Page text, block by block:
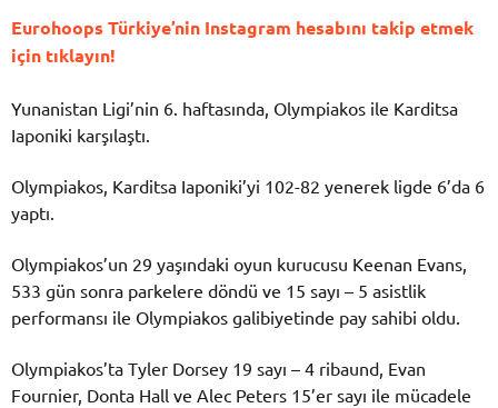
Eurohoops Türkiye’nin Instagram hesabını takip etmek
için tıklayın!
Yunanistan Ligi’nin 6. haftasında, Olympiakos ile Karditsa
Iaponiki karşılaştı.
Olympiakos, Karditsa Iaponiki’yi 102-82 yenerek ligde 6’da 6
yaptı.
Olympiakos’un 29 yaşındaki oyun kurucusu Keenan Evans,
533 gün sonra parkelere döndü ve 15 sayı – 5 asistlik
performansı ile Olympiakos galibiyetinde pay sahibi oldu.
Olympiakos’ta Tyler Dorsey 19 sayı – 4 ribaund, Evan
Fournier, Donta Hall ve Alec Peters 15’er sayı ile mücadele